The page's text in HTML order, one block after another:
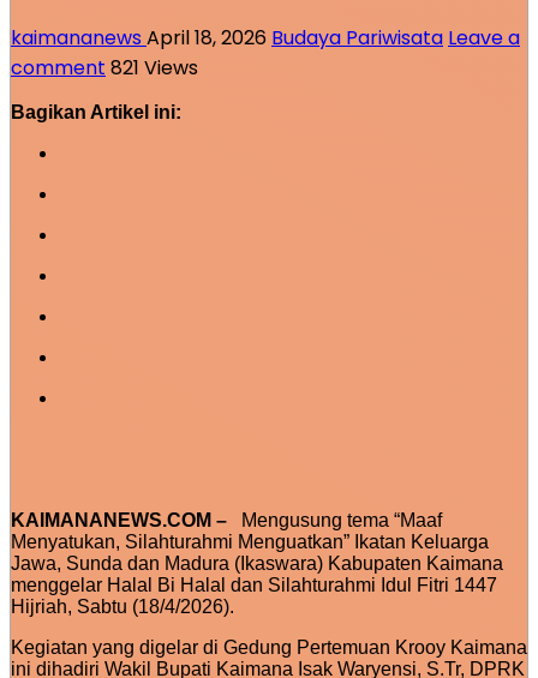
kaimananewsApril 18, 2026 Budaya Pariwisata Leave a
comment 821 Views
Bagikan Artikel ini:
KAIMANANEWS.COM – Mengusung tema “Maaf
Menyatukan, Silahturahmi Menguatkan” Ikatan Keluarga
Jawa, Sunda dan Madura (Ikaswara) Kabupaten Kaimana
menggelar Halal Bi Halal dan Silahturahmi Idul Fitri 1447
Hijriah, Sabtu (18/4/2026).
Kegiatan yang digelar di Gedung Pertemuan Krooy Kaimana
ini dihadiri Wakil Bupati Kaimana Isak Waryensi, S.Tr, DPRK